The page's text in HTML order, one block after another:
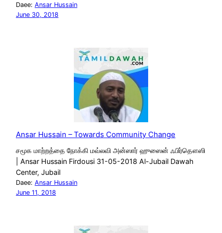
Daee: Ansar Hussain
June 30, 2018
Ansar Hussain – Towards Community Change
சமூக மாற்றத்தை நோக்கி மவ்லவி அன்ஸார் ஹுஸைன் ஃபிர்தௌஸி
| Ansar Hussain Firdousi 31-05-2018 Al-Jubail Dawah
Center, Jubail
Daee: Ansar Hussain
June 11, 2018